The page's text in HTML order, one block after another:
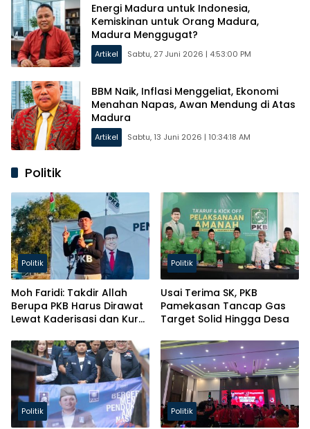
Energi Madura untuk Indonesia,
Kemiskinan untuk Orang Madura,
Madura Menggugat?
Artikel Sabtu, 27 Juni 2026 | 4:53:00 PM
BBM Naik, Inflasi Menggeliat, Ekonomi
Menahan Napas, Awan Mendung di Atas
Madura
Artikel Sabtu, 13 Juni 2026 | 10:34:18 AM
Politik
Politik
Moh Faridi: Takdir Allah
Berupa PKB Harus Dirawat
Lewat Kaderisasi dan Kursi
Politik
Usai Terima SK, PKB
Pamekasan Tancap Gas
Target Solid Hingga Desa
Politik Politik